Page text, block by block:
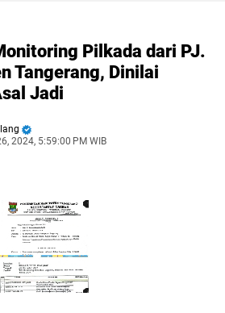
Pilkada dari PJ.
Tangerang, Dinilai
Jadi
2024, 5:59:00 PM WIB